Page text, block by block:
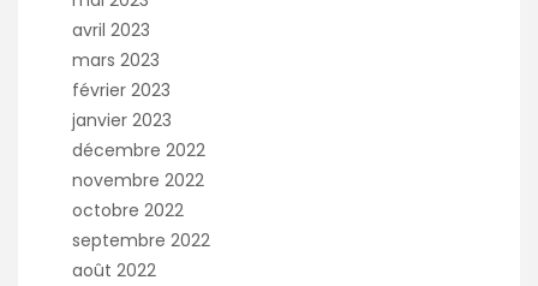
avril 2023
mars 2023
février 2023
janvier 2023
décembre 2022
novembre 2022
octobre 2022
septembre 2022
août 2022